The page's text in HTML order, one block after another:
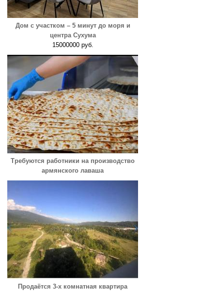
Дом с участком – 5 минут до моря и
центра Сухума
15000000 руб.
Требуются работники на производство
армянского лаваша
Продаётся 3-х комнатная квартира